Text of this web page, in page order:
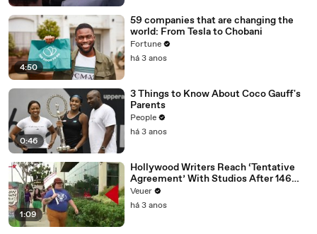
4:50
59 companies that are changing the
world: From Tesla to Chobani
Fortune
há 3 anos
0:46
3 Things to Know About Coco Gauff's
Parents
People
há 3 anos
1:09
Hollywood Writers Reach ‘Tentative
Agreement’ With Studios After 146
Day Strike
Veuer
há 3 anos